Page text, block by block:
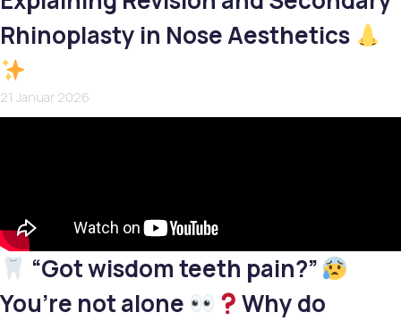
Rhinoplasty in Nose Aesthetics
21 Januar 2026
“Got wisdom teeth pain?”
You’re not alone
Why do